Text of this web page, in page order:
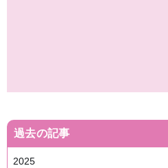
過去の記事
2025